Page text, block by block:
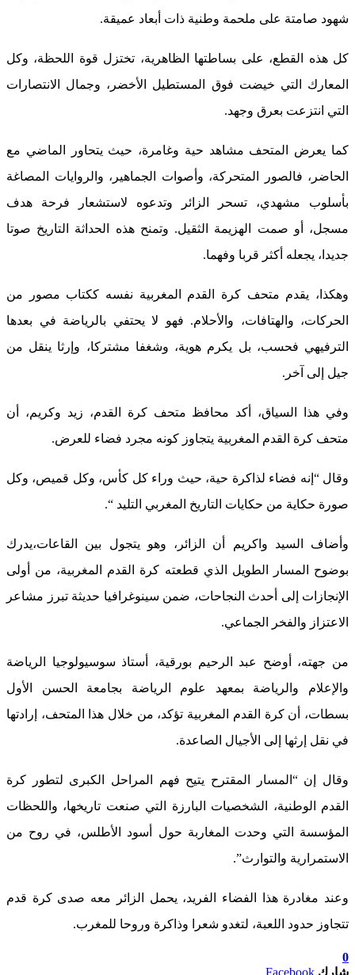
شهود صامتة على ملحمة وطنية ذات أبعاد عميقة.
كل هذه القطع، على بساطتها الظاهرية، تختزل قوة اللحظة، وكل
المعارك التي خيضت فوق المستطيل الأخضر، وجمال الانتصارات
التي انتزعت بعرق وجهد.
كما يعرض المتحف مشاهد حية وغامرة، حيث يتحاور الماضي مع
الحاضر، فالصور المتحركة، وأصوات الجماهير، والروايات المصاغة
بأسلوب مشهدي، تسحر الزائر وتدعوه لاستشعار فرحة هدف
مسجل، أو صمت الهزيمة الثقيل. وتمنح هذه الحداثة التاريخ صوتا
جديدا، يجعله أكثر قربا وفهما.
وهكذا، يقدم متحف كرة القدم المغربية نفسه ككتاب مصور من
الحركات، والهتافات، والأحلام. فهو لا يحتفي بالرياضة في بعدها
الترفيهي فحسب، بل يكرم هوية، وشغفا مشتركا، وإرثا ينقل من
جيل إلى آخر.
وفي هذا السياق، أكد محافظ متحف كرة القدم، زيد وكريم، أن
متحف كرة القدم المغربية يتجاوز كونه مجرد فضاء للعرض.
وقال “إنه فضاء لذاكرة حية، حيث وراء كل كأس، وكل قميص، وكل
صورة حكاية من حكايات التاريخ المغربي التليد “.
وأضاف السيد واكريم أن الزائر، وهو يتجول بين القاعات،يدرك
بوضوح المسار الطويل الذي قطعته كرة القدم المغربية، من أولى
الإنجازات إلى أحدث النجاحات، ضمن سينوغرافيا حديثة تبرز مشاعر
الاعتزاز والفخر الجماعي.
من جهته، أوضح عبد الرحيم بورقية، أستاذ سوسيولوجيا الرياضة
والإعلام والرياضة بمعهد علوم الرياضة بجامعة الحسن الأول
بسطات، أن كرة القدم المغربية تؤكد، من خلال هذا المتحف، إرادتها
في نقل إرثها إلى الأجيال الصاعدة.
وقال إن “المسار المقترح يتيح فهم المراحل الكبرى لتطور كرة
القدم الوطنية، الشخصيات البارزة التي صنعت تاريخها، واللحظات
المؤسسة التي وحدت المغاربة حول أسود الأطلس، في روح من
الاستمرارية والتوارث”.
وعند مغادرة هذا الفضاء الفريد، يحمل الزائر معه صدى كرة قدم
تتجاوز حدود اللعبة، لتغدو شعرا وذاكرة وروحا للمغرب.
0
شارك Facebook